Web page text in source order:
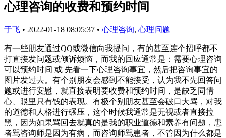
心理咨询的收费和预约时间
于飞 • 2022-01-18 08:05:37 • 心理咨询, 心理问题
有一些朋友通过QQ或微信向我提问，有的甚至连个招呼都不
打直接发问题或倾诉烦恼，而我的回应通常是：需要心理咨询
可以预约时间 或 先看一下心理咨询事宜，然后把咨询事宜的
图片发过去。有个别朋友会感到不能接受，认为我不先回答问
题或进行安慰，就直接表明要收费和预约时间，是缺乏同情
心、眼里只有钱的表现。有极个别朋友甚至会破口大骂，对我
的道德和人格进行碾压，这个时候我通常是无视或者直接拉
黑，因为如果骂回去就真的是我的职业道德和素养有问题，患
者骂咨询师是因为有病，而咨询师骂患者，不管因为什么都是